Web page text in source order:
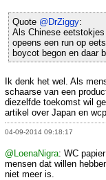
Quote @DrZiggy:
Als Chinese
opeens een run op
boycot begon en daar
Ik denk het wel. Als
schaarse van een
diezelfde toekomst wil
artikel over Japan en
04-09-2014 09:18:17
@LoenaNigra: WC
mensen dat willen
niet meer is.